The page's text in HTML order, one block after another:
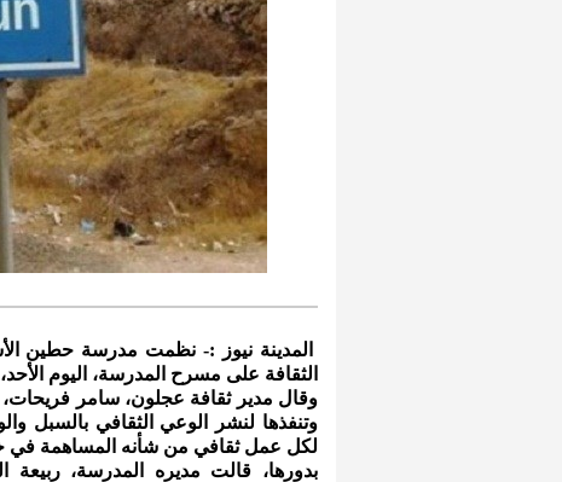
المدينة نيوز :- نظمت مدرسة حطين
الثقافة على مسرح المدرسة، اليوم
وقال مدير ثقافة عجلون، سامر فريحات،
وتنفذها لنشر الوعي الثقافي بالسبل
لكل عمل ثقافي من شأنه المساهمة في
بدورها، قالت مديره المدرسة،